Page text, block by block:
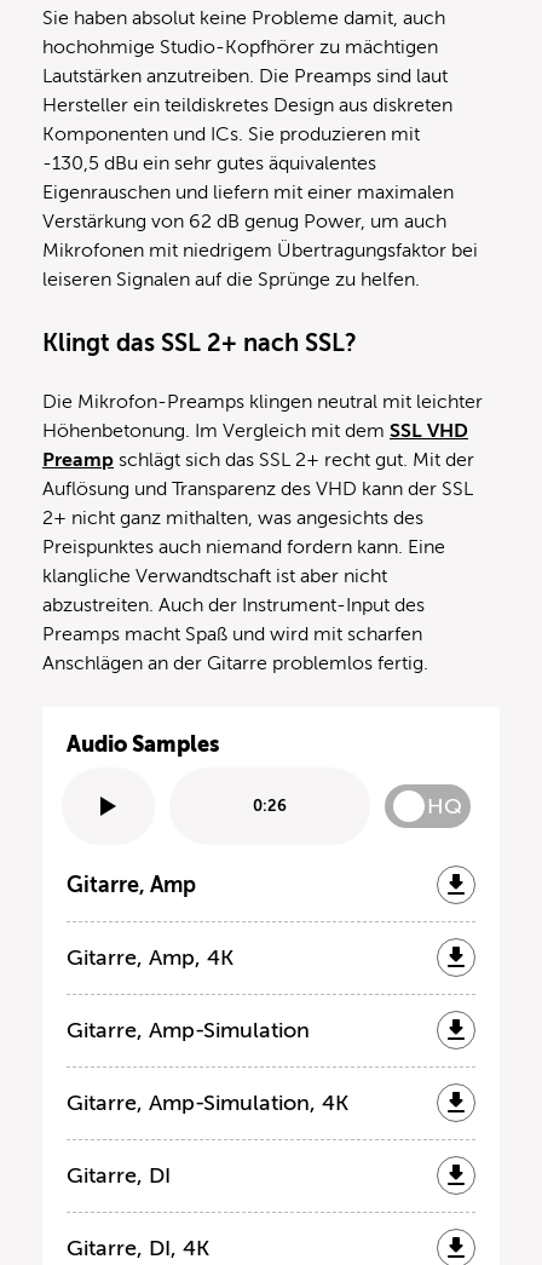
Sie haben absolut keine Probleme damit, auch
hochohmige Studio-Kopfhörer zu mächtigen
Lautstärken anzutreiben. Die Preamps sind laut
Hersteller ein teildiskretes Design aus diskreten
Komponenten und ICs. Sie produzieren mit
-130,5 dBu ein sehr gutes äquivalentes
Eigenrauschen und liefern mit einer maximalen
Verstärkung von 62 dB genug Power, um auch
Mikrofonen mit niedrigem Übertragungsfaktor bei
leiseren Signalen auf die Sprünge zu helfen.
Klingt das SSL 2+ nach SSL?
Die Mikrofon-Preamps klingen neutral mit leichter
Höhenbetonung. Im Vergleich mit dem SSL VHD
Preamp schlägt sich das SSL 2+ recht gut. Mit der
Auflösung und Transparenz des VHD kann der SSL
2+ nicht ganz mithalten, was angesichts des
Preispunktes auch niemand fordern kann. Eine
klangliche Verwandtschaft ist aber nicht
abzustreiten. Auch der Instrument-Input des
Preamps macht Spaß und wird mit scharfen
Anschlägen an der Gitarre problemlos fertig.
Audio Samples
0:26 HQ
Gitarre, Amp
Gitarre, Amp, 4K
Gitarre, Amp-Simulation
Gitarre, Amp-Simulation, 4K
Gitarre, DI
Gitarre, DI, 4K